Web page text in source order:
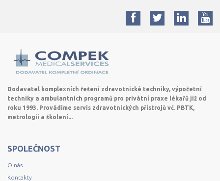
Dodavatel komplexních řešení zdravotnické techniky, výpočetní
techniky a ambulantních programů pro privátní praxe lékařů již od
roku 1993. Provádíme servis zdravotnických přístrojů vč. PBTK,
metrologii a školení...
SPOLEČNOST
O nás
Kontakty